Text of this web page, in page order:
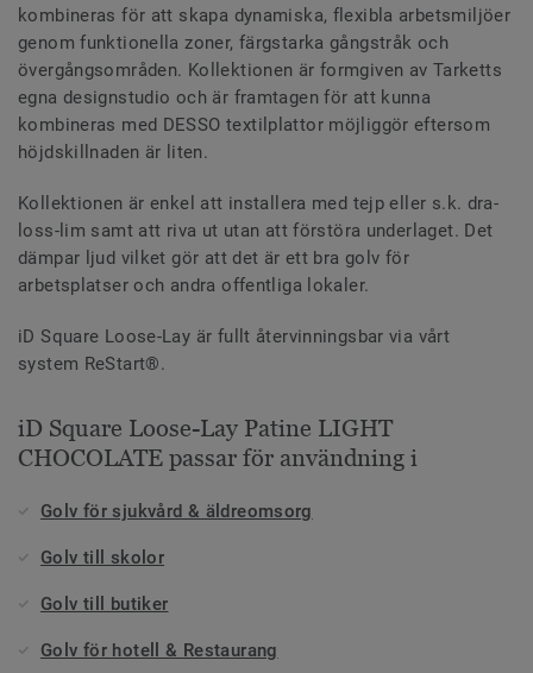
kombineras för att skapa dynamiska, flexibla arbetsmiljöer
genom funktionella zoner, färgstarka gångstråk och
övergångsområden. Kollektionen är formgiven av Tarketts
egna designstudio och är framtagen för att kunna
kombineras med DESSO textilplattor möjliggör eftersom
höjdskillnaden är liten.
Kollektionen är enkel att installera med tejp eller s.k. dra-
loss-lim samt att riva ut utan att förstöra underlaget. Det
dämpar ljud vilket gör att det är ett bra golv för
arbetsplatser och andra offentliga lokaler.
iD Square Loose-Lay är fullt återvinningsbar via vårt
system ReStart®.
iD Square Loose-Lay Patine LIGHT
CHOCOLATE passar för användning i
Golv för sjukvård & äldreomsorg
Golv till skolor
Golv till butiker
Golv för hotell & Restaurang